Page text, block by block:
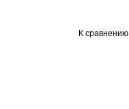
К сравнению